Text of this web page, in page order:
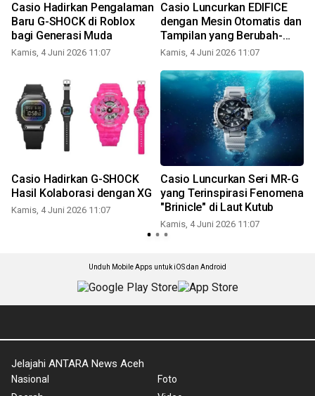
Casio Hadirkan Pengalaman
Baru G-SHOCK di Roblox
bagi Generasi Muda
Kamis, 4 Juni 2026 11:07
Casio Luncurkan EDIFICE
dengan Mesin Otomatis dan
Tampilan yang Berubah-
ubah Mengikuti Pantulan
Kamis, 4 Juni 2026 11:07
Casio Hadirkan G-SHOCK
Hasil Kolaborasi dengan XG
Kamis, 4 Juni 2026 11:07
Casio Luncurkan Seri MR-G
yang Terinspirasi Fenomena
"Brinicle" di Laut Kutub
Kamis, 4 Juni 2026 11:07
Unduh Mobile Apps untuk iOS dan Android
Jelajahi ANTARA News Aceh
Nasional
Foto